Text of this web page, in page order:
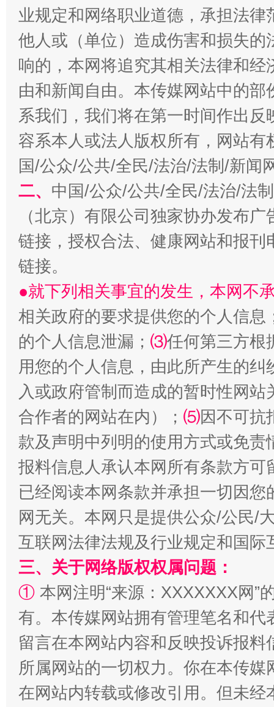
习近平的博鳌关键词
魏明亮
“刷贴”乱象丛生
揭批美国五大"原罪" "炒
解纷+调解+退费，一次搞定
业规定和网络职业道德，承担法
他人或（单位）造成伤害和损失
响的，本网将追究其相关法律和
由和新闻自由。本传媒网站中的
系我们，我们将在第一时间作出
容系本人或法人版权所有，网站
国/公众/公共/全民/法治/法制/新闻
二、 中国/公众/公共/全民/法治/法
（北京）有限公司独家协办发布
链接，授权合法、健康网站和报
链接。
●就下列相关事宜的发生，本网不
相关政府的要求提供您的个人信息
的个人信息泄漏； ⑶任何第三方根
用您的个人信息，由此所产生的纠
入或政府管制而造成的暂时性网
合作者的网站在内）； ⑸因不可抗
款及声明中列明的使用方式或免责
报料信息人承认本网所有条款方
已经阅读本网条款并承担一切因
网无关。本网只是提供公众/公民/
互联网法律法规及行业规定和国
三、关于网络版权权属问题：
① 本网注明“来源：XXXXXXX网”
有。本传媒网站拥有管理笔名和
留言在本网站内容和反映投诉报
所属网站的一切权力。你在本传
在网站内转载或修改引用。但未